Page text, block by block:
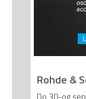
Rohde &
Do 30-og